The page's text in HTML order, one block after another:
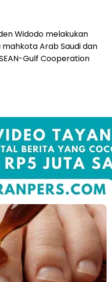
Widodo melakukan
Arab Saudi dan
Gulf Cooperation